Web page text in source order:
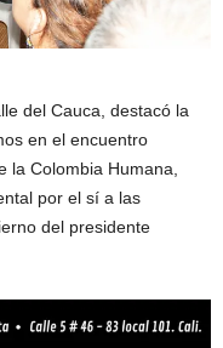
del Cauca, destacó la
en el encuentro
la Colombia Humana,
por el sí a las
del presidente